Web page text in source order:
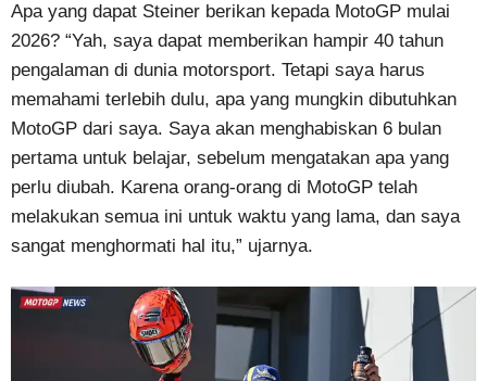
Apa yang dapat Steiner berikan kepada MotoGP mulai
2026? “Yah, saya dapat memberikan hampir 40 tahun
pengalaman di dunia motorsport. Tetapi saya harus
memahami terlebih dulu, apa yang mungkin dibutuhkan
MotoGP dari saya. Saya akan menghabiskan 6 bulan
pertama untuk belajar, sebelum mengatakan apa yang
perlu diubah. Karena orang-orang di MotoGP telah
melakukan semua ini untuk waktu yang lama, dan saya
sangat menghormati hal itu,” ujarnya.